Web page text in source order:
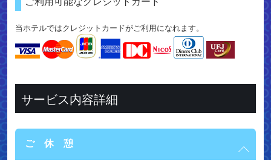
当ホテルではクレジットカードがご利用になれます。
サービス内容詳細
ご 休 憩